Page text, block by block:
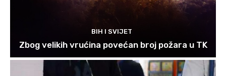
BIH I SVIJET
Zbog velikih vrućina povećan broj požara u TK